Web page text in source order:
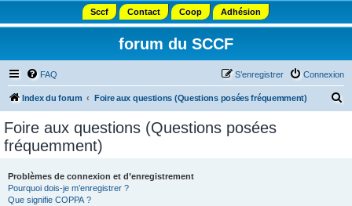
Sccf Contact Coop Adhésion
forum du SCCF
FAQ Connexion
S’enregistrer
Index du forum Foire aux questions (Questions posées fréquemment)
Foire aux questions (Questions posées
fréquemment)
Problèmes de connexion et d’enregistrement
Pourquoi dois-je m’enregistrer ?
Que signifie COPPA ?